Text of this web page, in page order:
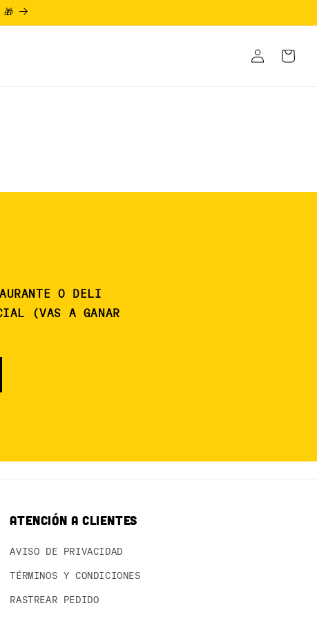
🎁
Iniciar
sesión
Carrito
O DELI
(VAS A GANAR
ATENCIÓN A CLIENTES
AVISO DE PRIVACIDAD
TÉRMINOS Y CONDICIONES
RASTREAR PEDIDO